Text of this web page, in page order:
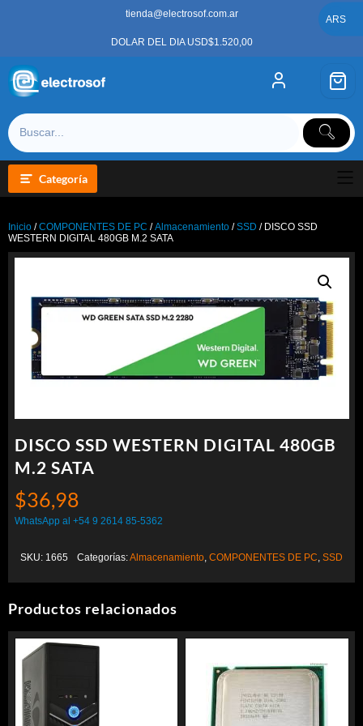
tienda@electrosof.com.ar
DOLAR DEL DIA USD$1.520,00
Categoría
Inicio /COMPONENTES DE PC /Almacenamiento /SSD / DISCO SSD
WESTERN DIGITAL 480GB M.2 SATA
DISCO SSD WESTERN DIGITAL 480GB
M.2 SATA
$36,98
WhatsApp al +54 9 2614 85-5362
SKU: 1665 Categorías:Almacenamiento, COMPONENTES DE PC, SSD
Productos relacionados
ARS